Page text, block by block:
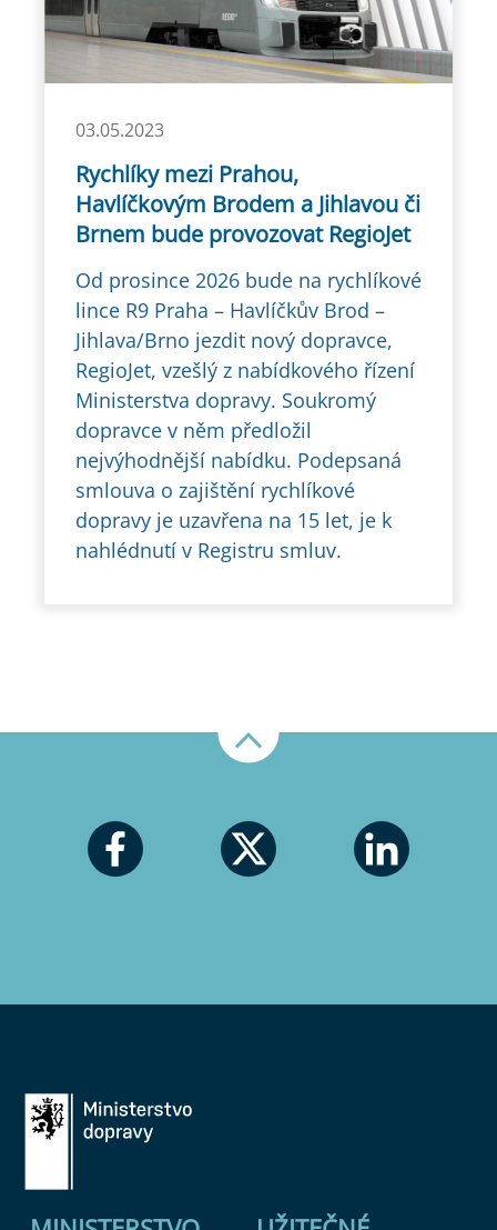
03.05.2023
Rychlíky mezi Prahou,
Havlíčkovým Brodem a Jihlavou či
Brnem bude provozovat RegioJet
Od prosince 2026 bude na rychlíkové
lince R9 Praha – Havlíčkův Brod –
Jihlava/Brno jezdit nový dopravce,
RegioJet, vzešlý z nabídkového řízení
Ministerstva dopravy. Soukromý
dopravce v něm předložil
nejvýhodnější nabídku. Podepsaná
smlouva o zajištění rychlíkové
dopravy je uzavřena na 15 let, je k
nahlédnutí v Registru smluv.